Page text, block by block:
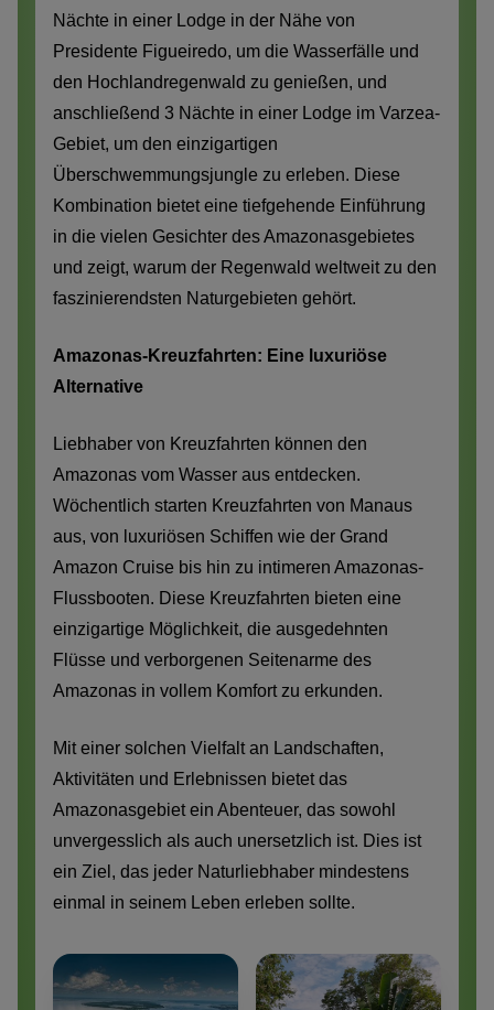
Nächte in einer Lodge in der Nähe von
Presidente Figueiredo, um die Wasserfälle und
den Hochlandregenwald zu genießen, und
anschließend 3 Nächte in einer Lodge im Varzea-
Gebiet, um den einzigartigen
Überschwemmungsjungle zu erleben. Diese
Kombination bietet eine tiefgehende Einführung
in die vielen Gesichter des Amazonasgebietes
und zeigt, warum der Regenwald weltweit zu den
faszinierendsten Naturgebieten gehört.
Amazonas-Kreuzfahrten: Eine luxuriöse
Alternative
Liebhaber von Kreuzfahrten können den
Amazonas vom Wasser aus entdecken.
Wöchentlich starten Kreuzfahrten von Manaus
aus, von luxuriösen Schiffen wie der Grand
Amazon Cruise bis hin zu intimeren Amazonas-
Flussbooten. Diese Kreuzfahrten bieten eine
einzigartige Möglichkeit, die ausgedehnten
Flüsse und verborgenen Seitenarme des
Amazonas in vollem Komfort zu erkunden.
Mit einer solchen Vielfalt an Landschaften,
Aktivitäten und Erlebnissen bietet das
Amazonasgebiet ein Abenteuer, das sowohl
unvergesslich als auch unersetzlich ist. Dies ist
ein Ziel, das jeder Naturliebhaber mindestens
einmal in seinem Leben erleben sollte.